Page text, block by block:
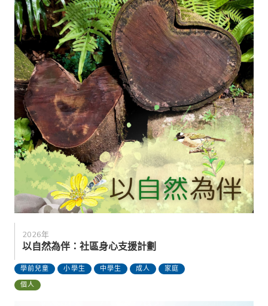
2026年
以自然為伴：社區身心支援計劃
學前兒童 小學生 中學生 成人
家庭
個人